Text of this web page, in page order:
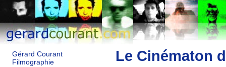
Gérard Courant
Filmographie
Le Cinématon